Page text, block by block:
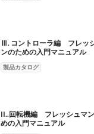
Ⅲ. コントローラ編 フレッ
ンのための入門マニュアル
製品カタログ
II..回転機編 フレッシュマ
めの入門マニュアル